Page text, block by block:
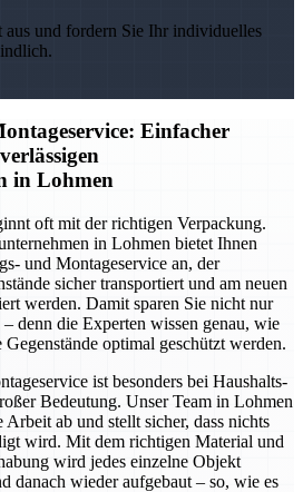
aus und fordern Sie Ihr individuelles
Einfacher
in Lohmen
oft mit der richtigen Verpackung.
in Lohmen bietet Ihnen
und Montageservice an, der
sicher transportiert und am neuen
werden. Damit sparen Sie nicht nur
denn die Experten wissen genau, wie
optimal geschützt werden.
ist besonders bei Haushalts-
Bedeutung. Unser Team in Lohmen
ab und stellt sicher, dass nichts
wird. Mit dem richtigen Material und
wird jedes einzelne Objekt
danach wieder aufgebaut – so, wie es